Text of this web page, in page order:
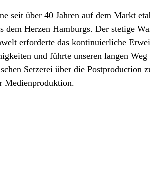
seit über 40 Jahren auf dem Markt
dem Herzen Hamburgs. Der stetige
erforderte das kontinuierliche
und führte unseren langen
Setzerei über die Postproduction
Medienproduktion.